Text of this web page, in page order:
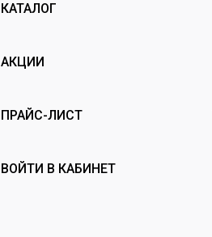
КАТАЛОГ
АКЦИИ
ПРАЙС-ЛИСТ
ВОЙТИ В КАБИНЕТ